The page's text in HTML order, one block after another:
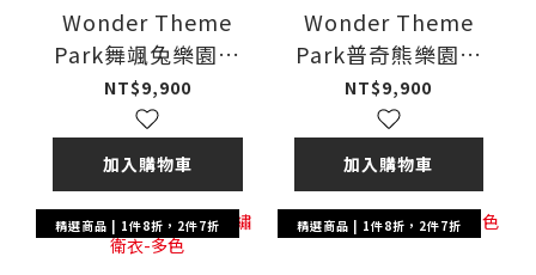
Wonder Theme
Park舞颯兔樂園衛
衣-鮭魚粉
NT$9,900
加入購物車
Wonder Theme
Park普奇熊樂園衛
衣-多色
NT$9,900
加入購物車
精選商品 | 1件8折，2件7折 精選商品 | 1件8折，2件7折